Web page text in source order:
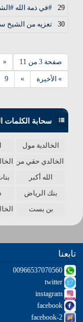
29
#في ذمة الله
30
تعزيه من الشيخ
صفحة 3 من 11 «
9 » » الأخيرة
سحابة الكلمات
الخالدية مول
الخالدي حقي من الدنيا
الله أكبر
بنك الرياض
بن بست
تابعنا